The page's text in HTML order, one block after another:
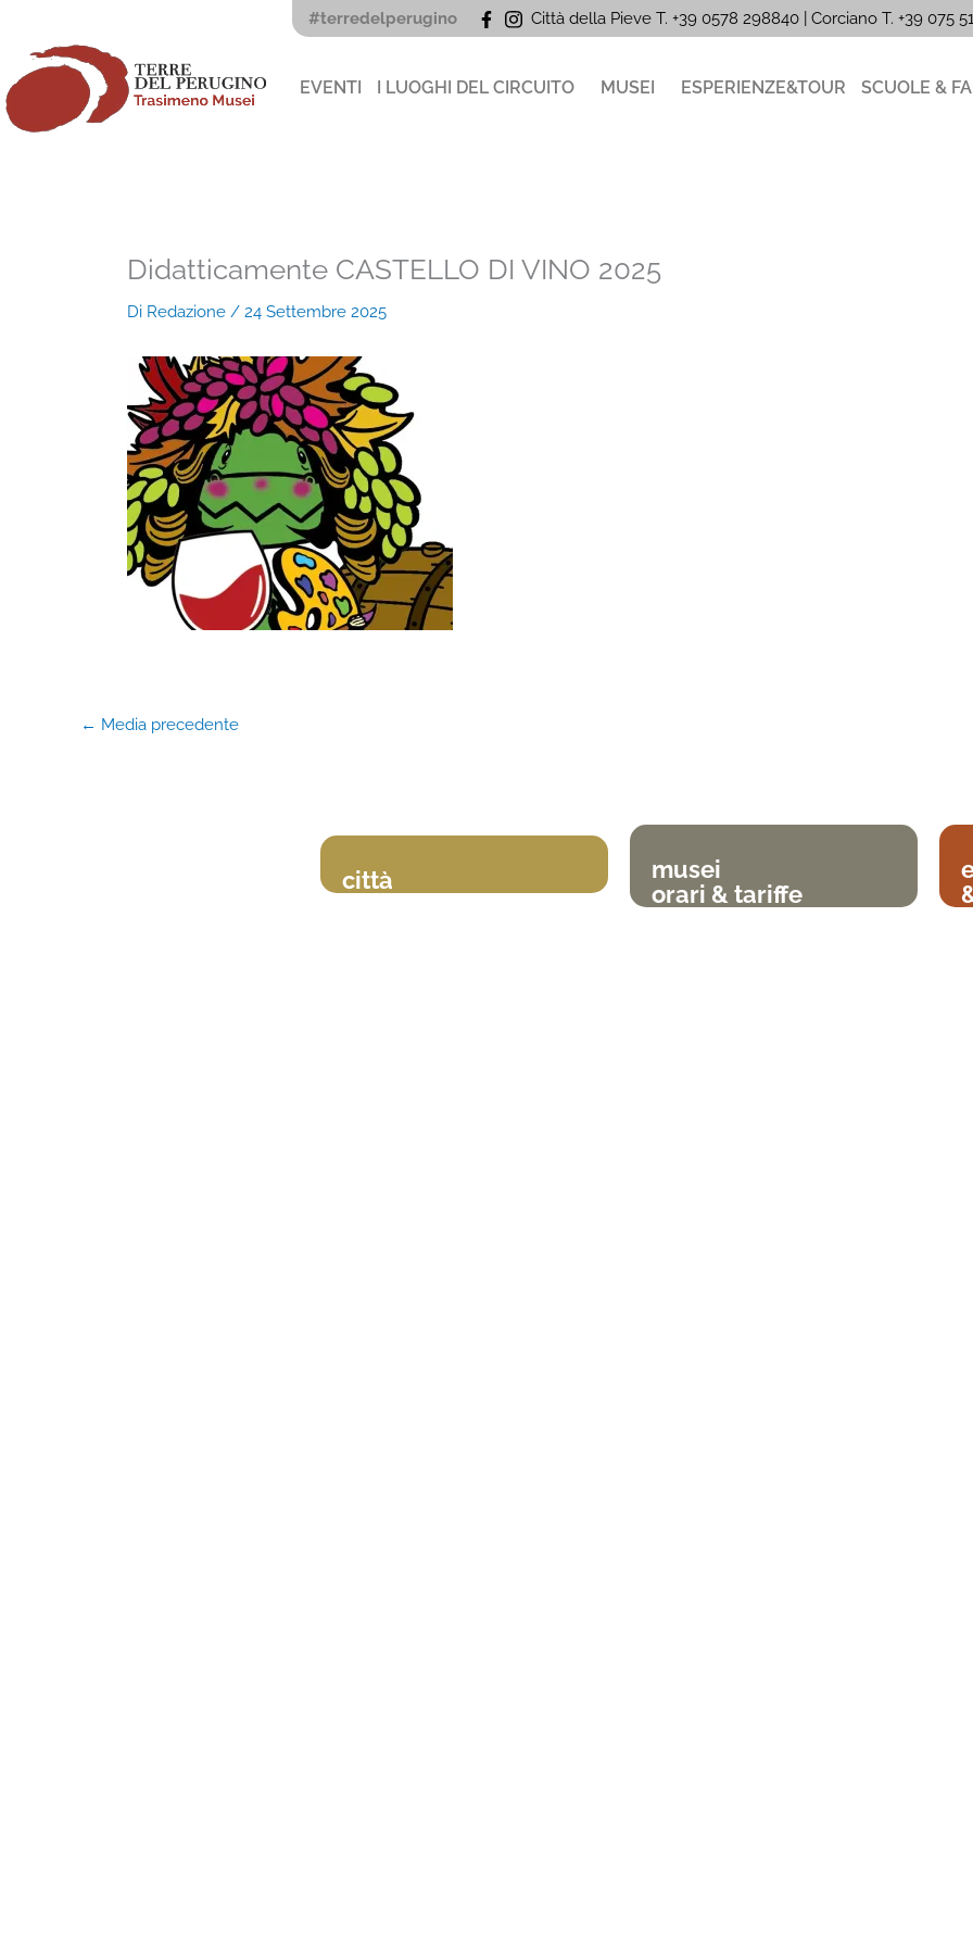
contenuto
#terredelperugino Città della Pieve T. +39 0578 298840 | Corciano T. +39 075
EVENTI I LUOGHI DEL CIRCUITO MUSEI ESPERIENZE&TOUR SCUOLE &
Didatticamente CASTELLO DI VINO 2025
Di Redazione / 24 Settembre 2025
← Media precedente
città
musei
orari & tariffe